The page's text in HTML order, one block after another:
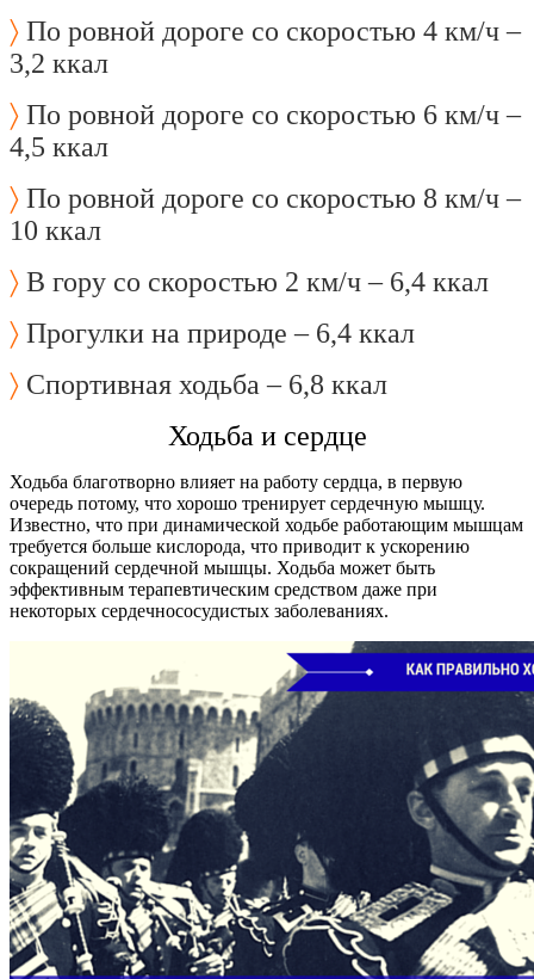
〉 По ровной дороге со скоростью 4 км/ч –
3,2 ккал
〉 По ровной дороге со скоростью 6 км/ч –
4,5 ккал
〉 По ровной дороге со скоростью 8 км/ч –
10 ккал
〉 В гору со скоростью 2 км/ч – 6,4 ккал
〉 Прогулки на природе – 6,4 ккал
〉 Спортивная ходьба – 6,8 ккал
Ходьба и сердце
Ходьба благотворно влияет на работу сердца, в первую
очередь потому, что хорошо тренирует сердечную мышцу.
Известно, что при динамической ходьбе работающим мышцам
требуется больше кислорода, что приводит к ускорению
сокращений сердечной мышцы. Ходьба может быть
эффективным терапевтическим средством даже при
некоторых сердечнососудистых заболеваниях.